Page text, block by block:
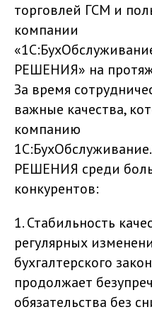
торговлей ГСМ и
компании
РЕШЕНИЯ» на
За время
важные качества,
компанию
РЕШЕНИЯ среди
конкурентов:
1. Стабильность
регулярных
бухгалтерского
продолжает
обязательства без